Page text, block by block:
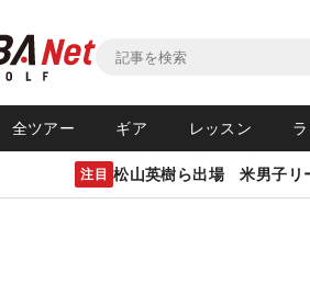
全ツアー ギア レッスン
注目 松山英樹ら出場 米男子リ